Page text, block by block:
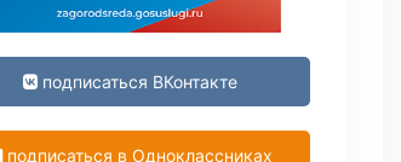
подписаться ВКонтакте
подписаться в Одноклассниках